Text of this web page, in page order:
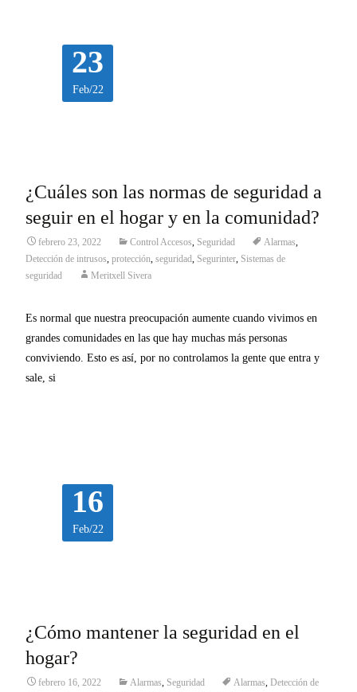
23
Feb/22
¿Cuáles son las normas de seguridad a
seguir en el hogar y en la comunidad?
febrero 23, 2022 Control Accesos, Seguridad Alarmas,
Detección de intrusos, protección, seguridad, Segurinter, Sistemas de
seguridad
Meritxell Sivera
Es normal que nuestra preocupación aumente cuando vivimos en
grandes comunidades en las que hay muchas más personas
conviviendo. Esto es así, por no controlamos la gente que entra y
sale, si
16
Feb/22
¿Cómo mantener la seguridad en el
hogar?
febrero 16, 2022 Alarmas, Seguridad Alarmas, Detección de